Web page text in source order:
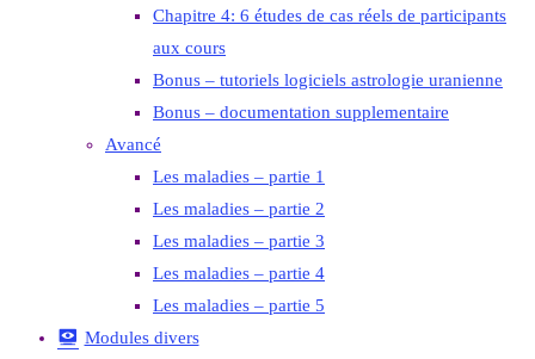
Chapitre 4: 6 études de cas réels de participants
aux cours
Bonus – tutoriels logiciels astrologie uranienne
Bonus – documentation supplementaire
Avancé
Les maladies – partie 1
Les maladies – partie 2
Les maladies – partie 3
Les maladies – partie 4
Les maladies – partie 5
Modules divers